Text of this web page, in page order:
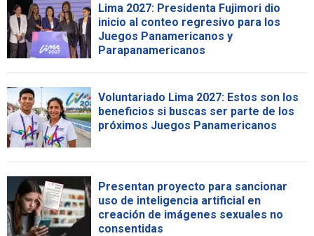
Lima 2027: Presidenta Fujimori dio
inicio al conteo regresivo para los
Juegos Panamericanos y
Parapanamericanos
Voluntariado Lima 2027: Estos son los
beneficios si buscas ser parte de los
próximos Juegos Panamericanos
Presentan proyecto para sancionar
uso de inteligencia artificial en
creación de imágenes sexuales no
consentidas